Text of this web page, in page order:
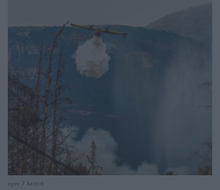
πριν 7 λεπτά